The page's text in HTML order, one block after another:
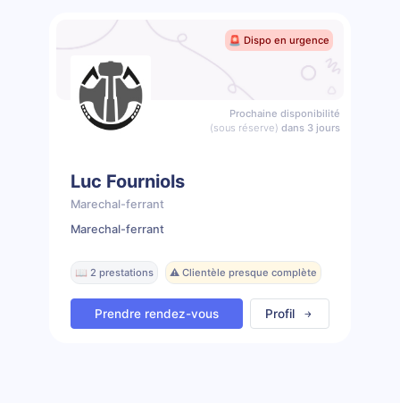
🚨 Dispo en urgence
Prochaine disponibilité
(sous réserve) dans 3 jours
Luc Fourniols
Marechal-ferrant
Marechal-ferrant
📖 2 prestations ⚠️ Clientèle presque complète
Prendre rendez-vous Profil